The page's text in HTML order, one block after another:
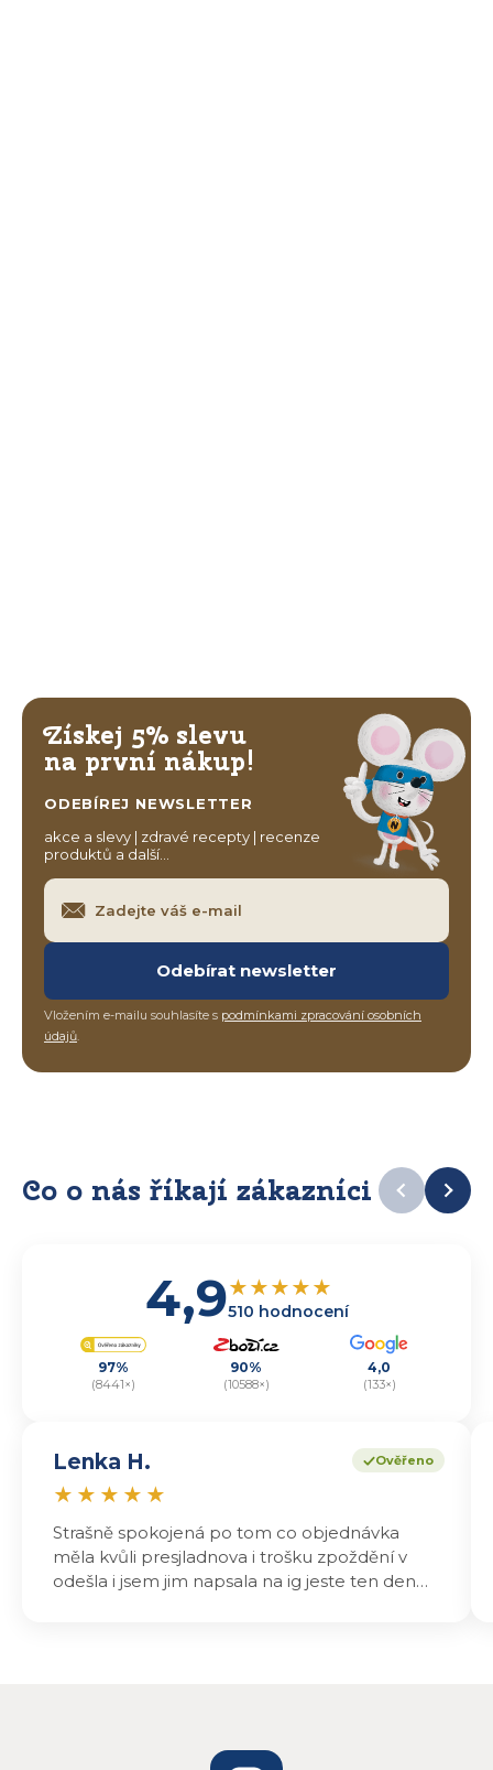
Získej 5% slevu
na první nákup!
ODEBÍREJ NEWSLETTER
akce a slevy | zdravé recepty | recenze
produktů a další…
Odebírat newsletter
Vložením e-mailu souhlasíte s podmínkami zpracování osobních
údajů.
Co o nás říkají zákazníci
4,9★★★★★
510 hodnocení
97%
(8441×)
90%
(10588×)
4,0
(133×)
Ověřeno
Lenka H.
★ ★ ★ ★ ★
Strašně spokojená po tom co objednávka
měla kvůli presjladnova i trošku zpoždění v
odešla i jsem jim napsala na ig jeste ten den